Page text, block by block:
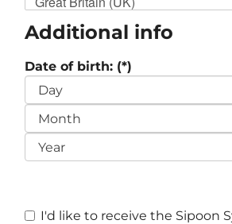
Additional info
Date of birth: (*)
I'd like to receive the Sipoon